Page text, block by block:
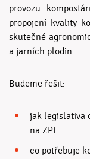
provozu
propojení kvality
skutečné
a jarních plodin.
Budeme řešit:
jak legislativa
na ZPF
co potřebuje